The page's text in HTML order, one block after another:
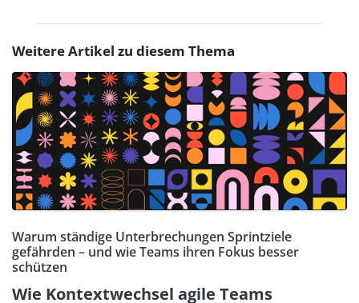
Weitere Artikel zu diesem Thema
Warum ständige Unterbrechungen Sprintziele
gefährden – und wie Teams ihren Fokus besser
schützen
Wie Kontextwechsel agile Teams